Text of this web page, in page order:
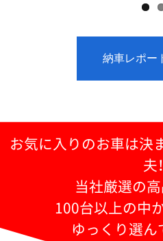
納車レポー
お気に入りのお車は決
夫！
当社厳選の
100台以上の中
ゆっくり選ん